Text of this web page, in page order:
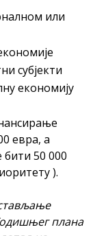
или
субјекти
економију
евра, а
бити 50 000
).
плана